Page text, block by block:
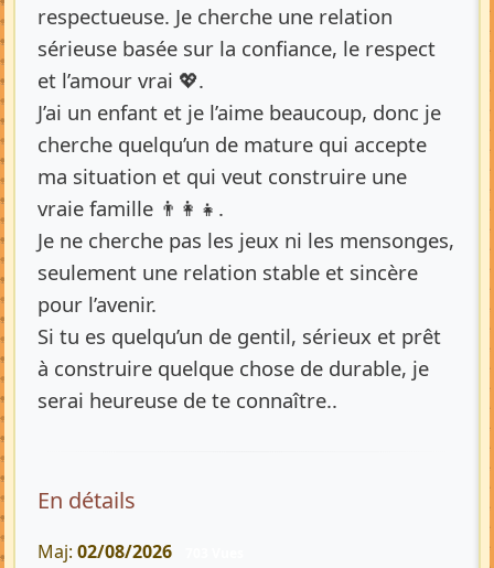
respectueuse. Je cherche une relation
sérieuse basée sur la confiance, le respect
et l’amour vrai 💖.
J’ai un enfant et je l’aime beaucoup, donc je
cherche quelqu’un de mature qui accepte
ma situation et qui veut construire une
vraie famille 👨👩👧.
Je ne cherche pas les jeux ni les mensonges,
seulement une relation stable et sincère
pour l’avenir.
Si tu es quelqu’un de gentil, sérieux et prêt
à construire quelque chose de durable, je
serai heureuse de te connaître..
En détails
Maj: 02/08/2026